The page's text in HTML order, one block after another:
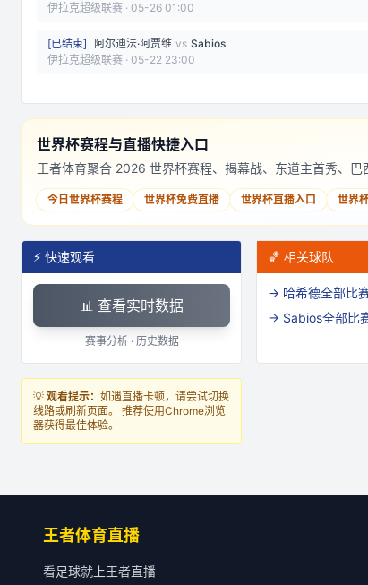
伊拉克超级联赛 · 05-26 01:00
[已结束] 阿尔迪法·阿贾维 vs Sabios
伊拉克超级联赛 · 05-22 23:00
世界杯赛程与直播快捷入口
王者体育聚合 2026 世界杯赛程、揭幕战、东道主首秀、
今日世界杯赛程 世界杯免费直播 世界杯直播入口 世界
⚡ 快速观看
📊 查看实时数据
赛事分析 · 历史数据
🏀 相关球队
→ 哈希德全部比
→ Sabios全部比
💡 观看提示： 如遇直播卡顿，请尝试切换
线路或刷新页面。 推荐使用Chrome浏览
器获得最佳体验。
王者体育直播
看足球就上王者直播